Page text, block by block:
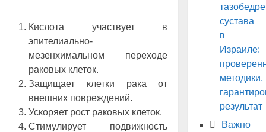
Кислота участвует в
эпителиально-
мезенхимальном переходе
раковых клеток.
Защищает клетки рака от
внешних повреждений.
Ускоряет рост раковых клеток.
Стимулирует подвижность
сустава
в
Израиле:
методики,
результат
Важно